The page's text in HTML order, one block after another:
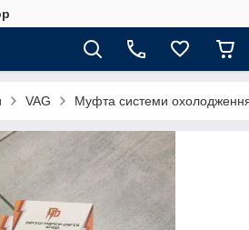
VAG Муфта системи